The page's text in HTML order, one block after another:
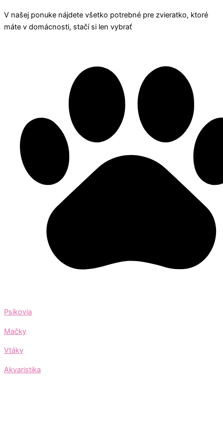
V našej ponuke nájdete všetko potrebné pre zvieratko, ktoré
máte v domácnosti, stačí si len vybrať
Psíkovia
Mačky
Vtáky
Akvaristika